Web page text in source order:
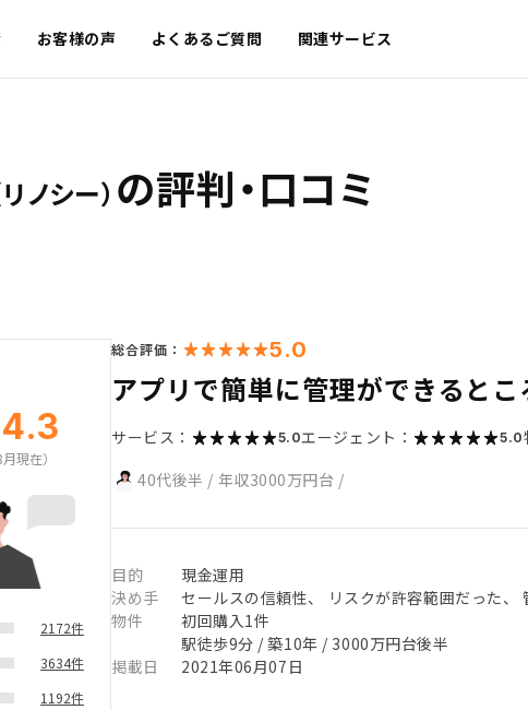
お客様の声 よくあるご質問 関連サービス
リノシー） の評判・口コミ
4.3
現在）
2172件
3634件
1192件
総合評価： 5.0
アプリで簡単に管理ができるとこ
サービス： 5.0エージェント： 5.0
40代後半 / 年収3000万円台 /
目的
現金運用
決め手
セールスの信頼性、 リスクが許容範囲だった
物件
初回購入1件
駅徒歩9分 / 築10年 / 3000万円台後半
掲載日
2021年06月07日